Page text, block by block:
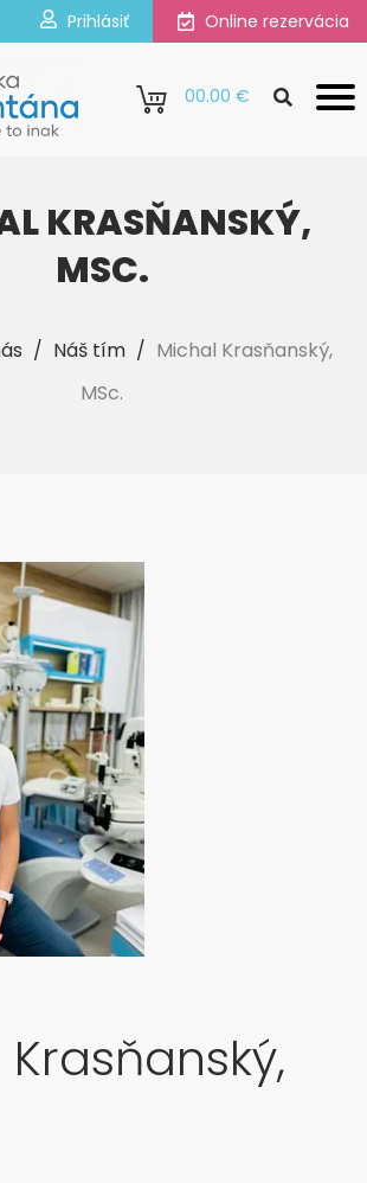
Prihlásiť Online rezervácia
00.00 €
KRASŇANSKÝ,
MSC.
/ Náš tím / Michal Krasňanský,
MSc.